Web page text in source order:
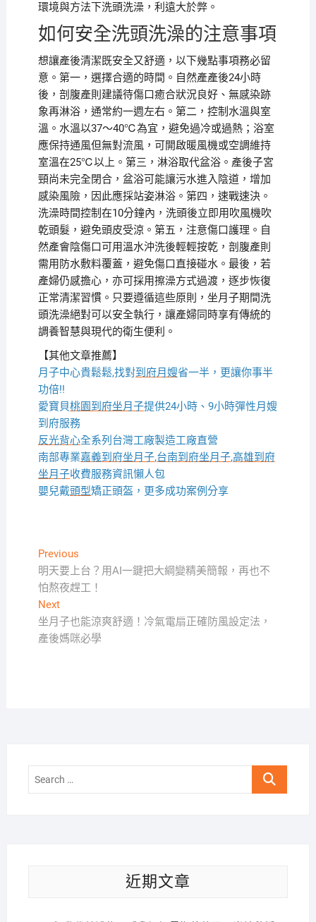
環境與方法下洗頭洗澡，利遠大於弊。
如何安全洗頭洗澡的注意事項
想讓產後清潔既安全又舒適，以下幾點事項務必留
意。第一，選擇合適的時間。自然產產後24小時
後，剖腹產則建議待傷口癒合狀況良好、無感染跡
象再淋浴，通常約一週左右。第二，控制水溫與室
溫。水溫以37～40℃為宜，避免過冷或過熱；浴室
應保持通風但無對流風，可開啟暖風機或空調維持
室溫在25℃以上。第三，淋浴取代盆浴。產後子宮
頸尚未完全閉合，盆浴可能讓污水進入陰道，增加
感染風險，因此應採站姿淋浴。第四，速戰速決。
洗澡時間控制在10分鐘內，洗頭後立即用吹風機吹
乾頭髮，避免頭皮受涼。第五，注意傷口護理。自
然產會陰傷口可用溫水沖洗後輕輕按乾，剖腹產則
需用防水敷料覆蓋，避免傷口直接碰水。最後，若
產婦仍感擔心，亦可採用擦澡方式過渡，逐步恢復
正常清潔習慣。只要遵循這些原則，坐月子期間洗
頭洗澡絕對可以安全執行，讓產婦同時享有傳統的
調養智慧與現代的衛生便利。
【其他文章推薦】
月子中心貴鬆鬆,找對到府月嫂省一半，更讓你事半
功倍!!
愛寶貝桃園到府坐月子提供24小時、9小時彈性月嫂
到府服務
反光背心全系列台灣工廠製造工廠直營
南部專業嘉義到府坐月子,台南到府坐月子,高雄到府
坐月子收費服務資訊懶人包
嬰兒戴頭型矯正頭盔，更多成功案例分享
文
章
導
覽
PreviousPrevious
post:
明天要上台？用AI一鍵把大綱變精美簡報，再也不
怕熬夜趕工！
NextNext
post:
坐月子也能涼爽舒適！冷氣電扇正確防風設定法，
產後媽咪必學
Search
近期文章